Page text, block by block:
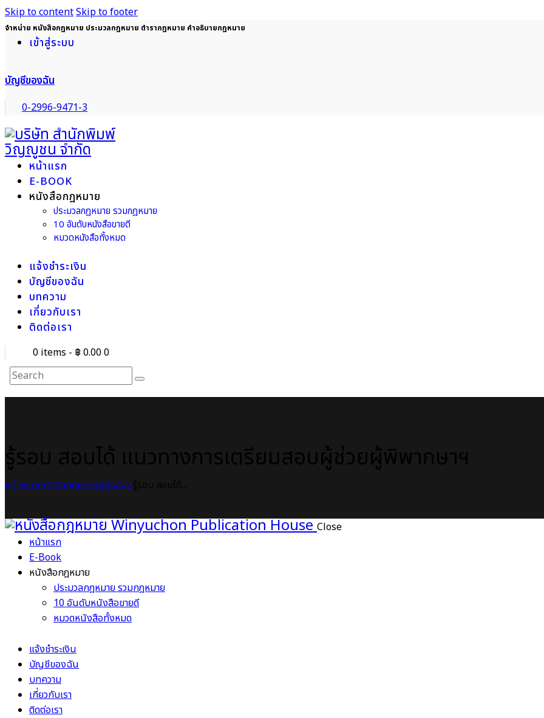
Skip to contentSkip to footer
จำหน่าย หนังสือกฎหมาย ประมวลกฎหมาย ตำรากฎหมาย คำอธิบายกฎหมาย
เข้าสู่ระบบ
บัญชีของฉัน
0-2996-9471-3
หน้าแรก
E-BOOK
หนังสือกฎหมาย
ประมวลกฎหมาย รวมกฎหมาย
10 อันดับหนังสือขายดี
หมวดหนังสือทั้งหมด
แจ้งชำระเงิน
บัญชีของฉัน
บทความ
เกี่ยวกับเรา
ติดต่อเรา
0 items - ฿ 0.000
หน้าแรกหนังสือกฎหมายคู่มือสอบ
Close
หน้าแรก
E-Book
หนังสือกฎหมาย
ประมวลกฎหมาย รวมกฎหมาย
10 อันดับหนังสือขายดี
หมวดหนังสือทั้งหมด
แจ้งชำระเงิน
บัญชีของฉัน
บทความ
เกี่ยวกับเรา
ติดต่อเรา